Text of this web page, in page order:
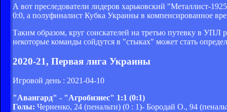
А вот преследователи лидеров харьковский "Металлист-
0:0, а полуфиналист Кубка Украины в компенсированное
Таким образом, круг соискателей на третью путевку в
некоторые команды сойдутся в "стыках" может стать
2020-21, Первая лига Украины
Игровой день : 2021-04-10
"Авангард" - "Агробизнес" 1:1 (0:1)
Голы: Черненко, 24 (пенальти) (0 : 1)- Бородай О., 94